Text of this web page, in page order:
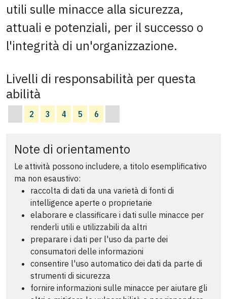
utili sulle minacce alla sicurezza,
attuali e potenziali, per il successo o
l'integrità di un'organizzazione.
Livelli di responsabilità per questa
abilità
2 3 4 5 6
Note di orientamento
Le attività possono includere, a titolo esemplificativo
ma non esaustivo:
raccolta di dati da una varietà di fonti di
intelligence aperte o proprietarie
elaborare e classificare i dati sulle minacce per
renderli utili e utilizzabili da altri
preparare i dati per l'uso da parte dei
consumatori delle informazioni
consentire l'uso automatico dei dati da parte di
strumenti di sicurezza
fornire informazioni sulle minacce per aiutare gli